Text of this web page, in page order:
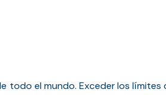
todo el mundo. Exceder los